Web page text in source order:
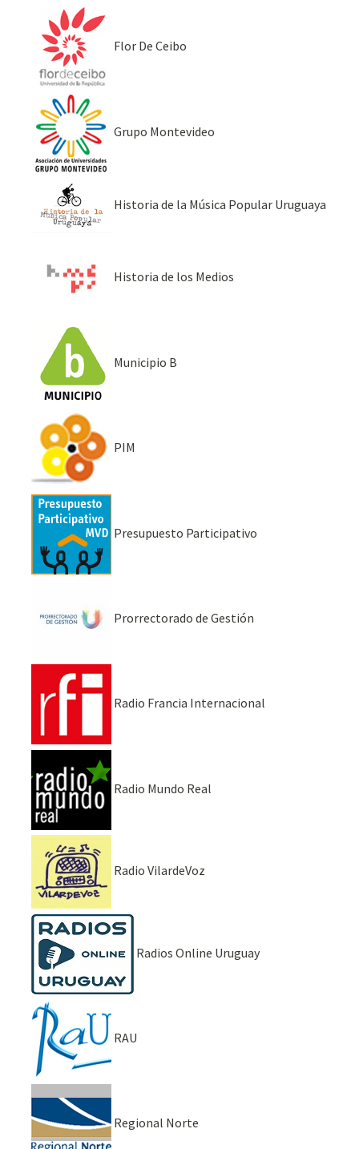
Flor De Ceibo
Grupo Montevideo
Historia de la Música Popular Uruguaya
Historia de los Medios
Municipio B
PIM
Presupuesto Participativo
Prorrectorado de Gestión
Radio Francia Internacional
Radio Mundo Real
Radio VilardeVoz
Radios Online Uruguay
RAU
Regional Norte